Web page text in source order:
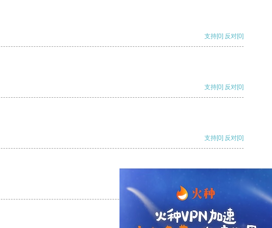
支持[0] 反对[0]
支持[0] 反对[0]
支持[0] 反对[0]
支持